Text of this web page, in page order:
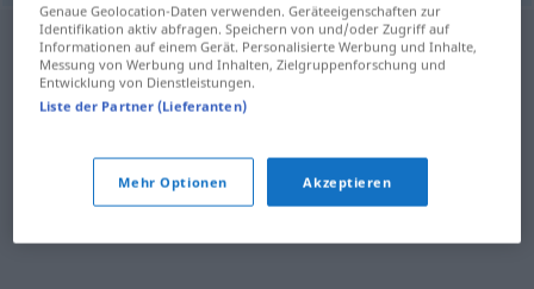
Genaue Geolocation-Daten verwenden. Geräteeigenschaften zur
Identifikation aktiv abfragen. Speichern von und/oder Zugriff auf
Informationen auf einem Gerät. Personalisierte Werbung und Inhalte,
Messung von Werbung und Inhalten, Zielgruppenforschung und
Entwicklung von Dienstleistungen.
Liste der Partner (Lieferanten)
Mehr Optionen Akzeptieren